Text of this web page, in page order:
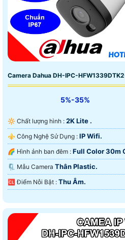
Camera Dahua DH-IPC-
5%-35%
🔆 Chất lượng hình : 2K Lite .
⚜️ Công Nghệ Sử Dụng : IP Wifi.
🌈 Hình ảnh ban đêm : Full Color 30m
🗜️ Mẫu Camera Thân Plastic.
️🆑 Điểm Nỗi Bật : Thu Âm.